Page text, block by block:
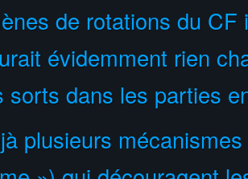
de rotations du
évidemment rien
sorts dans les parties
plusieurs